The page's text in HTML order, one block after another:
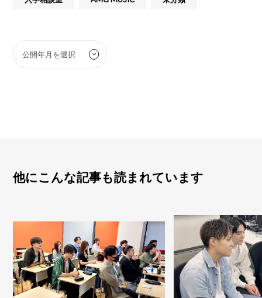
他にこんな記事も読まれています